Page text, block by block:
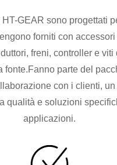
HT-GEAR sono progettati
forniti con
freni, controller e viti
fonte.Fanno parte del
con i clienti,
qualità e soluzioni
applicazioni.